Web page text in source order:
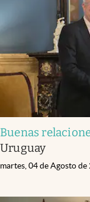
Buenas
Uruguay
martes, 04 de Agosto de